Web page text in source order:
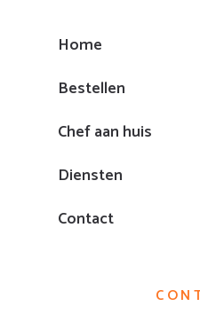
Home
Bestellen
Chef aan huis
Diensten
Contact